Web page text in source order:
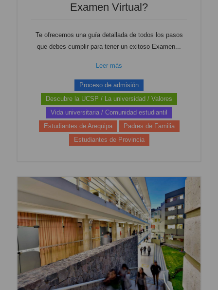
Examen Virtual?
Te ofrecemos una guía detallada de todos los pasos
que debes cumplir para tener un exitoso Examen...
Leer más
Proceso de admisión
Descubre la UCSP / La universidad / Valores
Vida universitaria / Comunidad estudiantil
Estudiantes de Arequipa
Padres de Familia
Estudiantes de Provincia